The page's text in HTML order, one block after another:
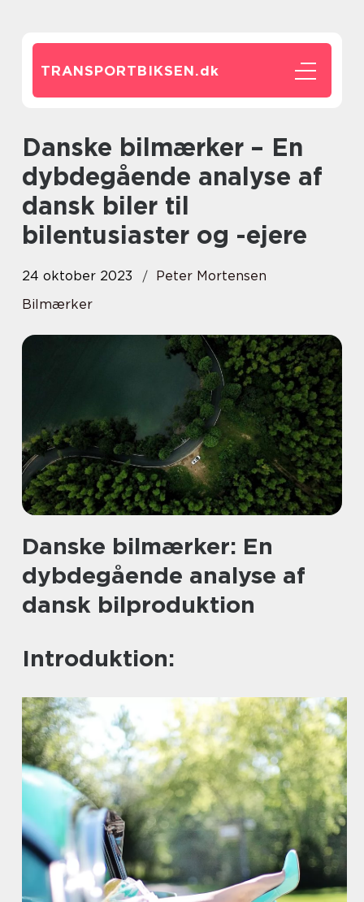
TRANSPORTBIKSEN.dk
Danske bilmærker – En
dybdegående analyse af
dansk biler til
bilentusiaster og -ejere
24 oktober 2023
Peter Mortensen
Bilmærker
Danske bilmærker: En
dybdegående analyse af
dansk bilproduktion
Introduktion: